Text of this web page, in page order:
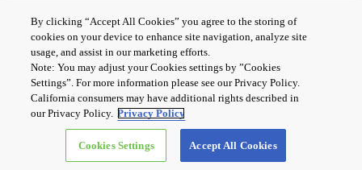
個人情報保護方針 サイトのご利用条件
お問い合わせ
Copyright ©2026TOSHIBA ELECTRONIC DEVICES & STORAGE
CORPORATION, All Rights Reserved.
By clicking “Accept All Cookies” you agree to the storing of
cookies on your device to enhance site navigation, analyze site
usage, and assist in our marketing efforts.
Note: You may adjust your Cookies settings by ”Cookies
Settings”. For more information please see our Privacy Policy.
California consumers may have additional rights described in
our Privacy Policy. Privacy Policy
Cookies Settings Accept All Cookies